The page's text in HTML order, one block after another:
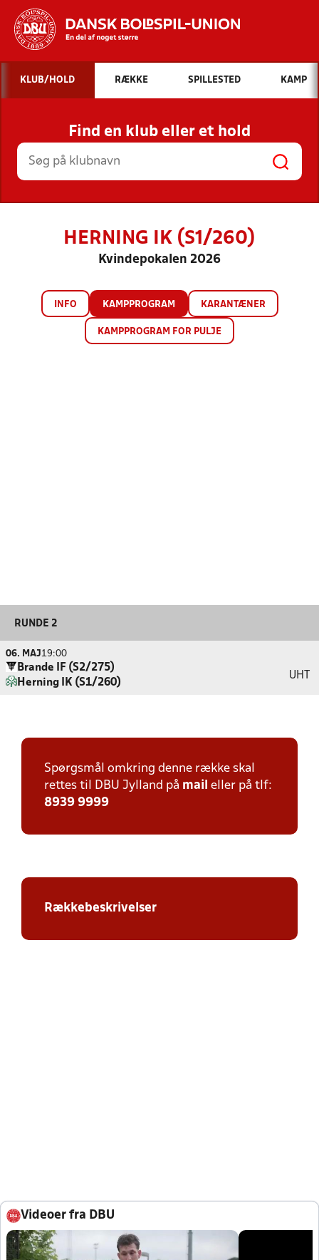
Hvad vil du søge efter?
INDHOLD OG NYHEDER
STILLINGER, RESULTATER, KLUBBER OG
HOLD
KLUB/HOLD RÆKKE SPILLESTED KAMP
Find en klub eller et hold
HERNING IK (S1/260)
Kvindepokalen 2026
INFO KAMPPROGRAM KARANTÆNER
KAMPPROGRAM FOR PULJE
RUNDE 2
06. MAJ19:00
Brande IF (S2/275)
Herning IK (S1/260)
UHT
Spørgsmål omkring denne række skal
rettes til DBU Jylland på mail eller på tlf:
8939 9999
Rækkebeskrivelser
Videoer fra DBU